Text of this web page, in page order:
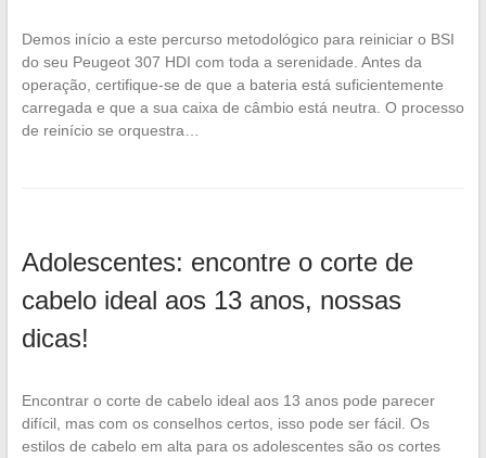
Demos início a este percurso metodológico para reiniciar o BSI
do seu Peugeot 307 HDI com toda a serenidade. Antes da
operação, certifique-se de que a bateria está suficientemente
carregada e que a sua caixa de câmbio está neutra. O processo
de reinício se orquestra…
Adolescentes: encontre o corte de
cabelo ideal aos 13 anos, nossas
dicas!
Encontrar o corte de cabelo ideal aos 13 anos pode parecer
difícil, mas com os conselhos certos, isso pode ser fácil. Os
estilos de cabelo em alta para os adolescentes são os cortes